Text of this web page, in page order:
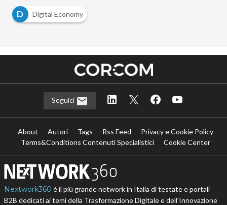
D
Digital Economy
Seguici
About Autori Tags Rss Feed
Privacy e Cookie Policy
Terms&Conditions Contenuti Specialistici
Cookie Center
Nextwork360 è il più grande network in Italia di testate e portali
B2B dedicati ai temi della Trasformazione Digitale e dell’Innovazione